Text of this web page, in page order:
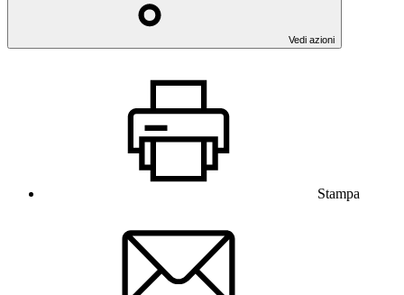
Vedi azioni
Stampa